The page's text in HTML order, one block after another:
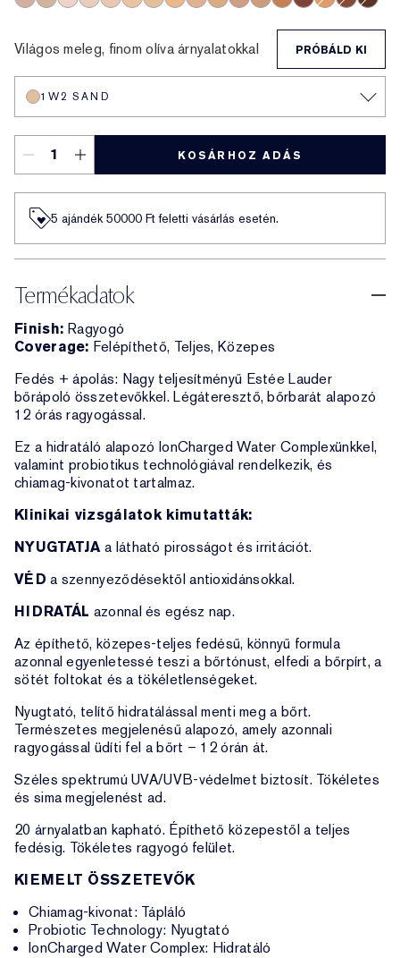
Világos meleg, finom olíva árnyalatokkal
PRÓBÁLD KI
1W2 SAND
KOSÁRHOZ ADÁS
5 ajándék 50000​ Ft feletti vásárlás esetén.
Termékadatok
Finish: Ragyogó
Coverage: Felépíthető, Teljes, Közepes
Fedés + ápolás: Nagy teljesítményű Estée Lauder
bőrápoló összetevőkkel. Légáteresztő, bőrbarát alapozó
12 órás ragyogással.
Ez a hidratáló alapozó IonCharged Water Complexünkkel,
valamint probiotikus technológiával rendelkezik, és
chiamag-kivonatot tartalmaz.
Klinikai vizsgálatok kimutatták:
NYUGTATJAa látható pirosságot és irritációt.
VÉD a szennyeződésektől antioxidánsokkal.
HIDRATÁL azonnal és egész nap.
Az építhető, közepes-teljes fedésű, könnyű formula
azonnal egyenletessé teszi a bőrtónust, elfedi a bőrpírt, a
sötét foltokat és a tökéletlenségeket.
Nyugtató, telítő hidratálással menti meg a bőrt.
Természetes megjelenésű alapozó, amely azonnali
ragyogással üdíti fel a bőrt – 12 órán át.
Széles spektrumú UVA/UVB-védelmet biztosít. Tökéletes
és sima megjelenést ad.
20 árnyalatban kapható. Építhető közepestől a teljes
fedésig. Tökéletes ragyogó felület.
KIEMELT ÖSSZETEVŐK
Chiamag-kivonat: Tápláló
Probiotic Technology: Nyugtató
IonCharged Water Complex: Hidratáló